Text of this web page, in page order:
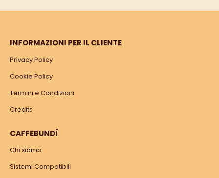
INFORMAZIONI PER IL CLIENTE
Privacy Policy
Cookie Policy
Termini e Condizioni
Credits
CAFFEBUNDÌ
Chi siamo
Sistemi Compatibili